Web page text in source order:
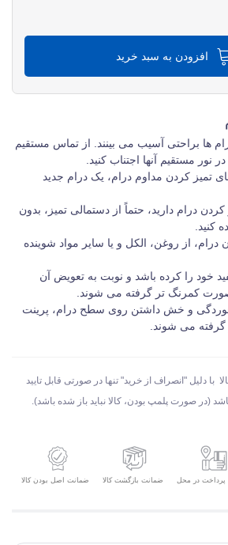
افزودن به سبد خرید
ها براحتی آسیب می بینند. از تماس مستقیم
نور مستقیم آنها اجتناب کنید.
تمیز کردن مداوم درام، یک درام جدید
درام دارید، حتماً از دستمالی تمیز، بدون
کنید.
درام، از روغن، الکل و یا سایر مواد شوینده
خود را کرده باشد و نوبت به تعویض آن
کمرنگ تر گرفته می شوند.
و خش داشتن روی سطح درام، پرینت
گرفته می شوند.
دلیل "انصراف از خرید" تنها در صورتی قابل تایید
(در صورت پلمپ بودن، کالا نباید باز شده باشد).
پرداخت در محل ضمانت بازگشت کالا ضمانت اصل بودن کالا